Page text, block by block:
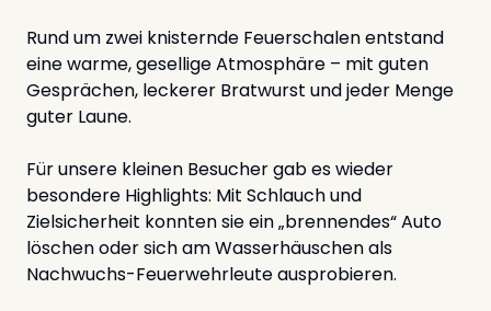
Rund um zwei knisternde Feuerschalen entstand
eine warme, gesellige Atmosphäre – mit guten
Gesprächen, leckerer Bratwurst und jeder Menge
guter Laune.
Für unsere kleinen Besucher gab es wieder
besondere Highlights: Mit Schlauch und
Zielsicherheit konnten sie ein „brennendes“ Auto
löschen oder sich am Wasserhäuschen als
Nachwuchs-Feuerwehrleute ausprobieren.